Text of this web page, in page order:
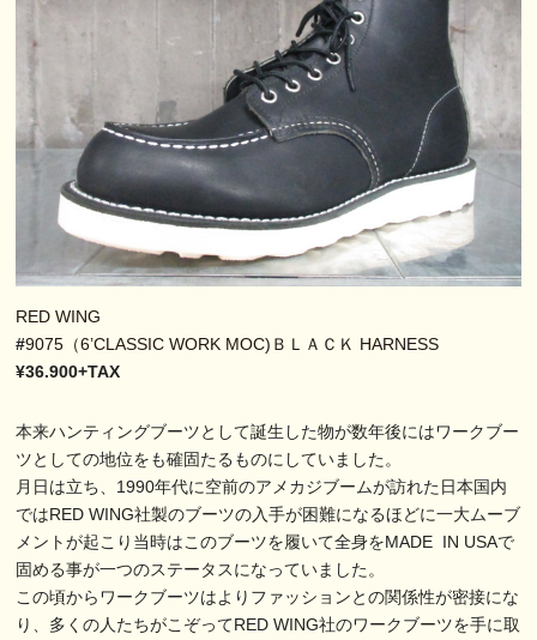
RED WING
#9075（6’CLASSIC WORK MOC)ＢＬＡＣＫ HARNESS
¥36.900+TAX
本来ハンティングブーツとして誕生した物が数年後にはワークブー
ツとしての地位をも確固たるものにしていました。
月日は立ち、1990年代に空前のアメカジブームが訪れた日本国内
ではRED WING社製のブーツの入手が困難になるほどに一大ムーブ
メントが起こり当時はこのブーツを履いて全身をMADE IN USAで
固める事が一つのステータスになっていました。
この頃からワークブーツはよりファッションとの関係性が密接にな
り、多くの人たちがこぞってRED WING社のワークブーツを手に取